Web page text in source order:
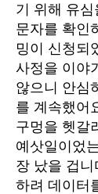
기 위해 유
문자를 확인
밍이 신청되
사정을 이야
않으니 안심
를 계속했어
구멍을 헷갈
예삿일이었
장 났을 겁
하려 데이터